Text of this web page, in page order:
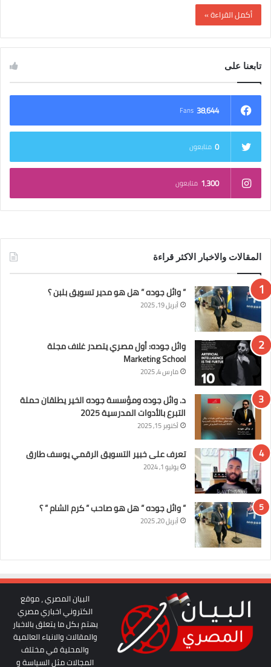
أكمل القراءة »
تابعنا على
38٬644 Fans
0 متابعون
1٬300 متابعون
المقالات والاخبار الاكثر قراءة
” وائل جوده ” هل هو مدير تسويق بلبن ؟
أبريل 19, 2025
وائل جوده: أول مصري يتصدر غلاف مجلة
Marketing School
مارس 4, 2025
د. وائل جوده ومؤسسة جوده الخير يطلقان حملة
التبرع بالأدوات المدرسية 2025
أكتوبر 15, 2025
تعرف على خبير التسويق الرقمي يوسف طارق
يوليو 1, 2024
” وائل جوده ” هل هو صاحب ” كرم الشام ” ؟
أبريل 20, 2025
البيان المصري ، موقع
الكتروني اخباري مصري
يهتم بكل ما يتعلق بالاخبار
والمقالات والانباء العالمية
والمحلية في مختلف
المجالات مثل السياسة و